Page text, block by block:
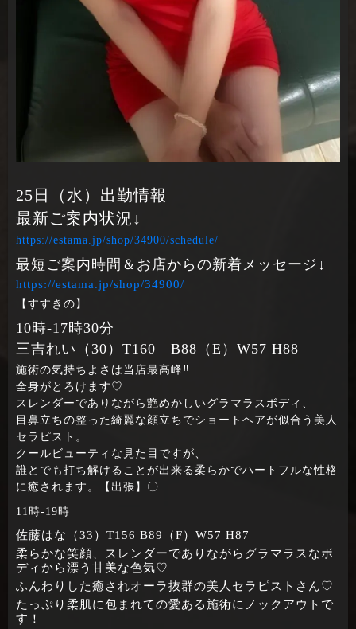
25日（水）出勤情報
最新ご案内状況↓
https://estama.jp/shop/34900/schedule/
最短ご案内時間＆お店からの新着メッセージ↓
https://estama.jp/shop/34900/
【すすきの】
10時‐17時30分
三吉れい（30）T160 B88（E）W57 H88
施術の気持ちよさは当店最高峰‼
全身がとろけます♡
スレンダーでありながら艶めかしいグラマラスボディ、
目鼻立ちの整った綺麗な顔立ちでショートヘアが似合う美人
セラピスト。
クールビューティな見た目ですが、
誰とでも打ち解けることが出来る柔らかでハートフルな性格
に癒されます。【出張】〇
11時‐19時
佐藤はな（33）T156 B89（F）W57 H87
柔らかな笑顔、スレンダーでありながらグラマラスなボ
ディから漂う甘美な色気♡
ふんわりした癒されオーラ抜群の美人セラピストさん♡
たっぷり柔肌に包まれての愛ある施術にノックアウトで
す！